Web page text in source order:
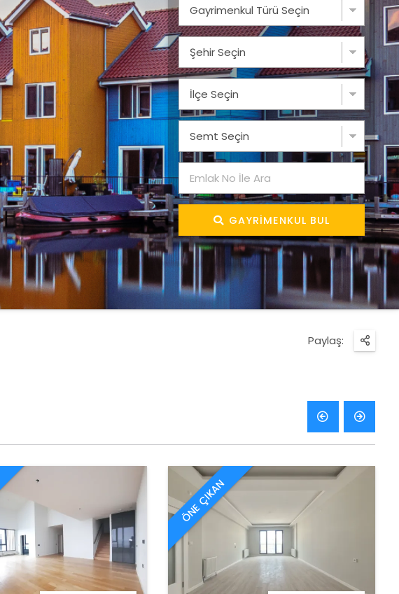
GAYRIMENKUL BUL
Paylaş:
ÖNE ÇIKAN